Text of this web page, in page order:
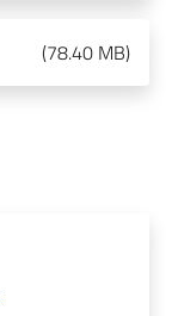
(78.40 MB)